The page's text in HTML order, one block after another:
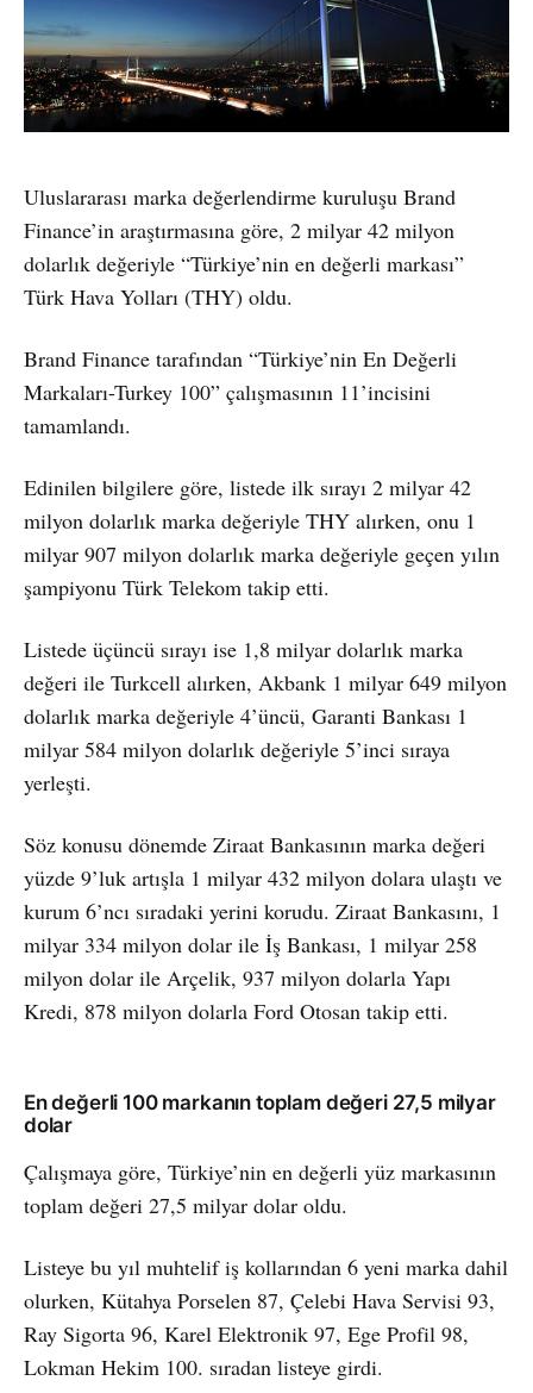
Uluslararası marka değerlendirme kuruluşu Brand
Finance’in araştırmasına göre, 2 milyar 42 milyon
dolarlık değeriyle “Türkiye’nin en değerli markası”
Türk Hava Yolları (THY) oldu.
Brand Finance tarafından “Türkiye’nin En Değerli
Markaları-Turkey 100” çalışmasının 11’incisini
tamamlandı.
Edinilen bilgilere göre, listede ilk sırayı 2 milyar 42
milyon dolarlık marka değeriyle THY alırken, onu 1
milyar 907 milyon dolarlık marka değeriyle geçen yılın
şampiyonu Türk Telekom takip etti.
Listede üçüncü sırayı ise 1,8 milyar dolarlık marka
değeri ile Turkcell alırken, Akbank 1 milyar 649 milyon
dolarlık marka değeriyle 4’üncü, Garanti Bankası 1
milyar 584 milyon dolarlık değeriyle 5’inci sıraya
yerleşti.
Söz konusu dönemde Ziraat Bankasının marka değeri
yüzde 9’luk artışla 1 milyar 432 milyon dolara ulaştı ve
kurum 6’ncı sıradaki yerini korudu. Ziraat Bankasını, 1
milyar 334 milyon dolar ile İş Bankası, 1 milyar 258
milyon dolar ile Arçelik, 937 milyon dolarla Yapı
Kredi, 878 milyon dolarla Ford Otosan takip etti.
En değerli 100 markanın toplam değeri 27,5 milyar
dolar
Çalışmaya göre, Türkiye’nin en değerli yüz markasının
toplam değeri 27,5 milyar dolar oldu.
Listeye bu yıl muhtelif iş kollarından 6 yeni marka dahil
olurken, Kütahya Porselen 87, Çelebi Hava Servisi 93,
Ray Sigorta 96, Karel Elektronik 97, Ege Profil 98,
Lokman Hekim 100. sıradan listeye girdi.